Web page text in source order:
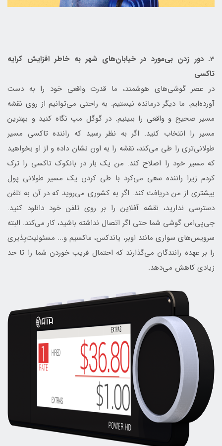
3. دور زدن بی‌مورد در خیابان‌های شهر به خاطر افزایش کرایه
تاکسی
در عصر گوشی‌های هوشمند، ما قدرت واقعی خود را به دست
آورده‌ایم. ما دیگر درمانده نیستیم. به راحتی می‌توانیم از روی نقشه
مسیر صحیح و واقعی را ببینیم. در گوگل مپ نگاه کنید و بهترین
مسیر را انتخاب کنید. اگر به نظر رسید که راننده تاکسی مسیر
طولانی‌تری را طی می‌کند، نقشه را به اون نشان داده و از او بخواهید
که مسیر خود را اصلاح کند. من یک بار در بانکوک تاکسی را ترک
کردم زیرا راننده سعی می‌کرد با طی کردن یک مسیر طولانی پول
بیشتری از من دریافت کند. اگر به کشوری می‌روید که در آن به تلفن
دسترسی ندارید، نقشه آفلاین را بر روی تلفن خود دانلود کنید.
جی‌پی‌اس گوشی شما حتی اگر اتصال نداشته باشید، کار می‌کند. البته
سرویس‌های سواری مانند اوبر، یاندکس، ماکسیم و... مسئولیت‌پذیری
را بر عهده رانندگان می‌گذارند که احتمال فریب خوردن شما را تا حد
زیادی کاهش می‌دهد.